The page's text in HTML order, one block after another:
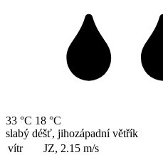
33 °C 18 °C
slabý déšť, jihozápadní větřík
vítr
JZ, 2.15 m/s